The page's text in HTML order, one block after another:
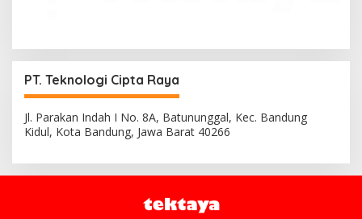
PT. Teknologi Cipta Raya
Jl. Parakan Indah I No. 8A, Batununggal, Kec. Bandung
Kidul, Kota Bandung, Jawa Barat 40266